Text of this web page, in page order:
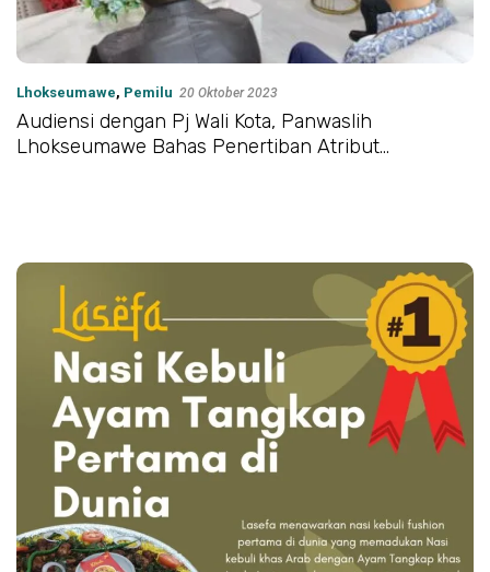
Lhokseumawe, Pemilu 20 Oktober 2023
Audiensi dengan Pj Wali Kota, Panwaslih
Lhokseumawe Bahas Penertiban Atribut